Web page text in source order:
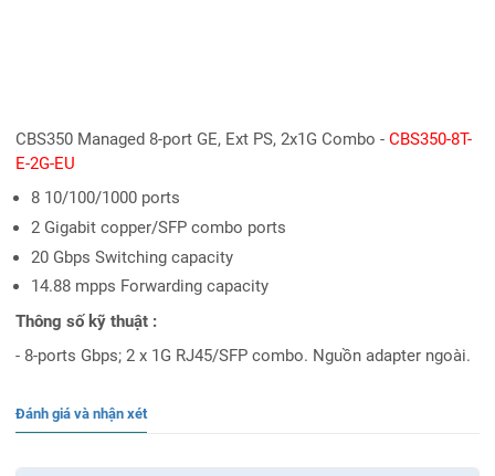
CBS350 Managed 8-port GE, Ext PS, 2x1G Combo -CBS350-8T-
E-2G-EU
8 10/100/1000 ports
2 Gigabit copper/SFP combo ports
20 Gbps Switching capacity
14.88 mpps Forwarding capacity
Thông số kỹ thuật :
- 8-ports Gbps; 2 x 1G RJ45/SFP combo. Nguồn adapter ngoài.
Đánh giá và nhận xét